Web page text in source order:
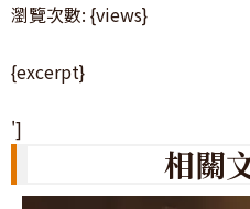
瀏覽次數: {views}
{excerpt}
']
相關